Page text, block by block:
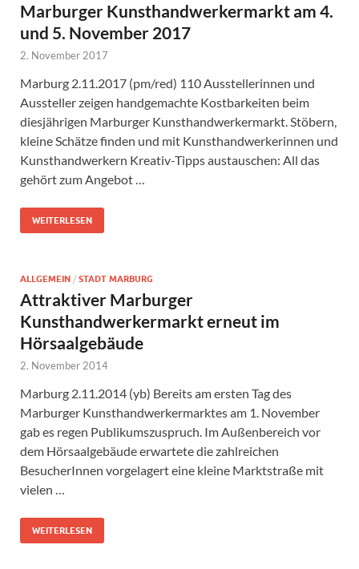
Marburger Kunsthandwerkermarkt am 4.
und 5. November 2017
2. November 2017
Marburg 2.11.2017 (pm/red) 110 Ausstellerinnen und
Aussteller zeigen handgemachte Kostbarkeiten beim
diesjährigen Marburger Kunsthandwerkermarkt. Stöbern,
kleine Schätze finden und mit Kunsthandwerkerinnen und
Kunsthandwerkern Kreativ-Tipps austauschen: All das
gehört zum Angebot …
WEITERLESEN
ALLGEMEIN / STADT MARBURG
Attraktiver Marburger
Kunsthandwerkermarkt erneut im
Hörsaalgebäude
2. November 2014
Marburg 2.11.2014 (yb) Bereits am ersten Tag des
Marburger Kunsthandwerkermarktes am 1. November
gab es regen Publikumszuspruch. Im Außenbereich vor
dem Hörsaalgebäude erwartete die zahlreichen
BesucherInnen vorgelagert eine kleine Marktstraße mit
vielen …
WEITERLESEN